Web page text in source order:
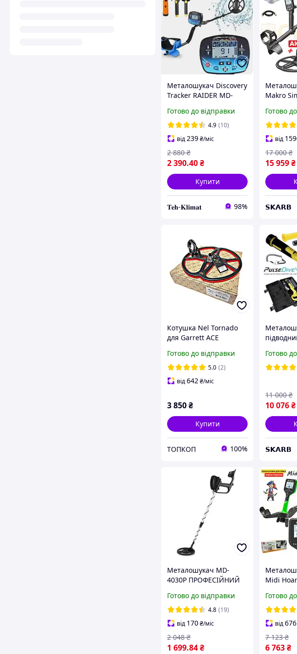
Металошукач Discovery
Tracker RAIDER MD-
місяців!
Готово до відправки
4.9 (10)
від 239₴/міс
2 390.40₴
2 880 ₴
Купити
𝐓𝐞𝐡-𝐊𝐥𝐢𝐦𝐚𝐭 98%
Makro
SX35 в
Захист
Ультра
Готово
від
15 959₴
17 000 ₴
𝗦𝗞𝗔𝗥𝗕
Котушка Nel Tornado
для Garrett ACE
Euro/400i
Готово до відправки
5.0 (2)
від642₴/міс
3 850₴
Купити
ТОПКОП 100%
Detector
в-1) +
Готово
10 076₴
11 000 ₴
𝗦𝗞𝗔𝗥𝗕
Металошукач MD-
4030P ПРОФЕСІЙНИЙ
Готово до відправки
4.8 (19)
від 170₴/міс
1 699.84₴
2 048 ₴
Midi
Дитячий
Готово
від676
6 763₴
7 123 ₴